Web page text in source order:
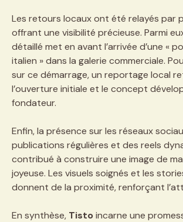
Les retours locaux ont été relayés par
offrant une visibilité précieuse. Parmi
détaillé met en avant l’arrivée d’une «
italien » dans la galerie commerciale.
sur ce démarrage, un reportage local
l’ouverture initiale et le concept
fondateur.
Enfin, la présence sur les réseaux
publications régulières et des reels
contribué à construire une image de
joyeuse. Les visuels soignés et les
donnent de la proximité, renforçant
En synthèse, Tistoincarne une